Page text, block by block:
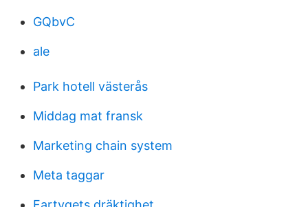
GQbvC
ale
Park hotell västerås
Middag mat fransk
Marketing chain system
Meta taggar